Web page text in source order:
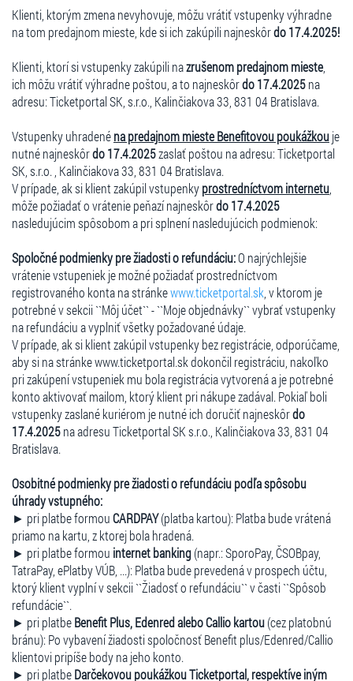
Klienti, ktorým zmena nevyhovuje, môžu vrátiť vstupenky výhradne
na tom predajnom mieste, kde si ich zakúpili najneskôrdo 17.4.2025!
Klienti, ktorí si vstupenky zakúpili nazrušenom predajnom mieste,
ich môžu vrátiť výhradne poštou, a to najneskôrdo 17.4.2025na
adresu: Ticketportal SK, s.r.o., Kalinčiakova 33, 831 04 Bratislava.
Vstupenky uhradenéna predajnom mieste Benefitovou poukážkouje
nutné najneskôrdo 17.4.2025zaslať poštou na adresu: Ticketportal
SK, s.r.o. , Kalinčiakova 33, 831 04 Bratislava.
V prípade, ak si klient zakúpil vstupenkyprostredníctvom internetu,
môže požiadať o vrátenie peňazí najneskôrdo 17.4.2025
nasledujúcim spôsobom a pri splnení nasledujúcich podmienok:
Spoločné podmienky pre žiadosti o refundáciu:O najrýchlejšie
vrátenie vstupeniek je možné požiadať prostredníctvom
registrovaného konta na stránkewww.ticketportal.sk, v ktorom je
potrebné v sekcii ``Môj účet`` - ``Moje objednávky`` vybrať vstupenky
na refundáciu a vyplniť všetky požadované údaje.
V prípade, ak si klient zakúpil vstupenky bez registrácie, odporúčame,
aby si na stránke www.ticketportal.sk dokončil registráciu, nakoľko
pri zakúpení vstupeniek mu bola registrácia vytvorená a je potrebné
konto aktivovať mailom, ktorý klient pri nákupe zadával. Pokiaľ boli
vstupenky zaslané kuriérom je nutné ich doručiť najneskôrdo
17.4.2025na adresu Ticketportal SK s.r.o., Kalinčiakova 33, 831 04
Bratislava.
Osobitné podmienky pre žiadosti o refundáciu podľa spôsobu
úhrady vstupného:
► pri platbe formouCARDPAY(platba kartou): Platba bude vrátená
priamo na kartu, z ktorej bola hradená.
► pri platbe formou internet banking(napr.: SporoPay, ČSOBpay,
TatraPay, ePlatby VÚB, ...): Platba bude prevedená v prospech účtu,
ktorý klient vyplní v sekcii ``Žiadosť o refundáciu`` v časti ``Spôsob
refundácie``.
► pri platbeBenefit Plus, Edenred alebo Callio kartou(cez platobnú
bránu): Po vybavení žiadosti spoločnosť Benefit plus/Edenred/Callio
klientovi pripíše body na jeho konto.
► pri platbeDarčekovou poukážkou Ticketportal, respektíve iným